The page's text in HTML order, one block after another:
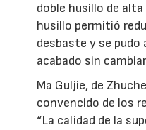
doble husillo de
husillo permitió
desbaste y se pudo
acabado sin
Ma Guljie, de
convencido de los
“La calidad de la